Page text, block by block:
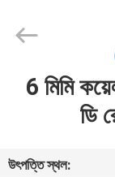
বাড়ি
Mesh
Products
Reserved.6 মিমি
ডি
উৎপত্তি স্থল: